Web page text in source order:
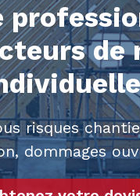
de
risques
dommages